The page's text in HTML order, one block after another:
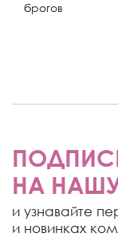
брогов
НА
и узнавайте
и новинках